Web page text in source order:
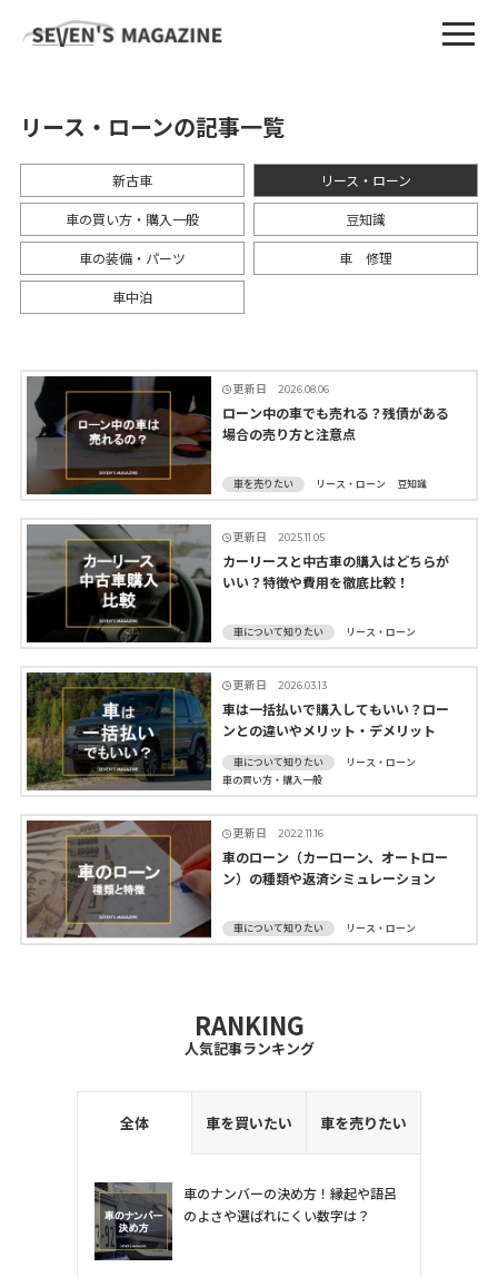
リース・ローンの記事一覧
新古車 リース・ローン
車の買い方・購入一般 豆知識
車の装備・パーツ 車 修理
車中泊
更新日 2026.08.06
ローン中の車でも売れる？残債がある
場合の売り方と注意点
車を売りたい リース・ローン 豆知識
更新日 2025.11.05
カーリースと中古車の購入はどちらが
いい？特徴や費用を徹底比較！
車について知りたい リース・ローン
更新日 2026.03.13
車は一括払いで購入してもいい？ロー
ンとの違いやメリット・デメリット
車について知りたい
リース・ローン
車の買い方・購入一般
更新日 2022.11.16
車のローン（カーローン、オートロー
ン）の種類や返済シミュレーション
車について知りたい リース・ローン
RANKING
人気記事ランキング
全体 車を買いたい 車を売りたい
車のナンバーの決め方！縁起や語呂
のよさや選ばれにくい数字は？